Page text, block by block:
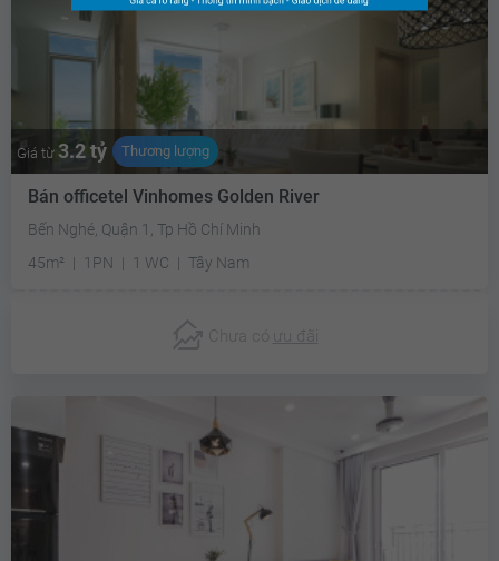
Giá từ 3.2 tỷ Thương lượng
Bán officetel Vinhomes Golden River
Bến Nghé, Quận 1, Tp Hồ Chí Minh
45m²
1PN 1 WC Tây Nam
Chưa có ưu đãi